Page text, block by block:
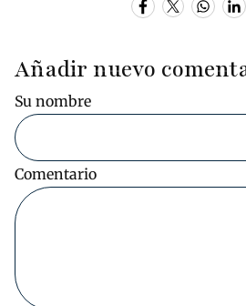
Añadir nuevo
Su nombre
Comentario